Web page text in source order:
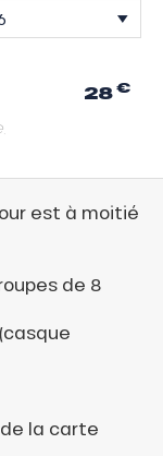
28€
est à moitié
de 8
la carte